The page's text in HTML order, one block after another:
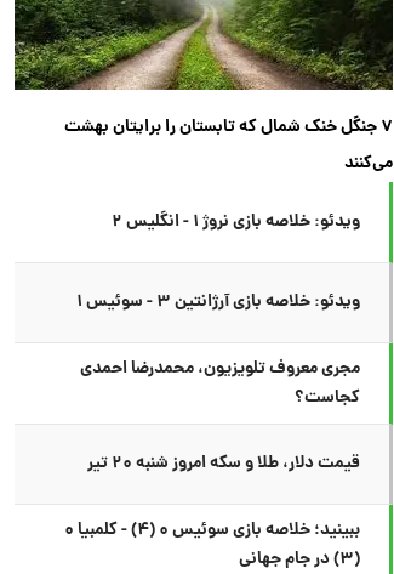
۷ جنگل خنک شمال که تابستان را برایتان بهشت
می‌کنند
ویدئو: خلاصه بازی نروژ ۱ - انگلیس ۲
ویدئو: خلاصه بازی آرژانتین ۳ - سوئیس ۱
مجری معروف تلویزیون، محمدرضا احمدی
کجاست؟
قیمت دلار، طلا و سکه امروز شنبه ۲۰ تیر
ببینید؛ خلاصه بازی سوئیس ۰ (۴) - کلمبیا ۰
(۳) در جام جهانی